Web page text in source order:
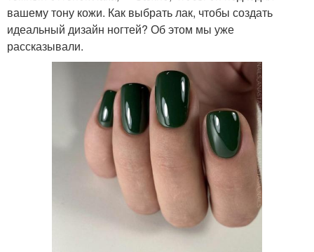
вашему тону кожи. Как выбрать лак, чтобы создать
идеальный дизайн ногтей? Об этом мы уже
рассказывали.